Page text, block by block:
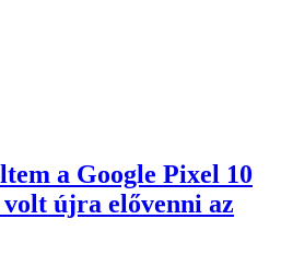
a Google Pixel 10
újra elővenni az